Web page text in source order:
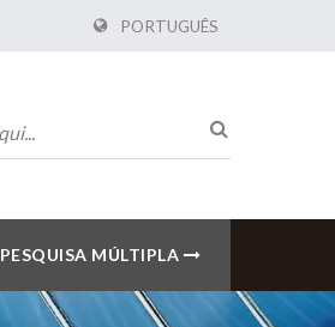
PORTUGUÊS
PESQUISA MÚLTIPLA